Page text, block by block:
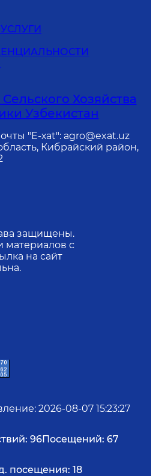
Хозяйства
Узбекистан
"Е-хаt": agro@exat.uz
Кибрайский район,
защищены.
материалов с
на сайт
: 2026-08-07 15:23:27
96Посещений: 67
посещения: 18